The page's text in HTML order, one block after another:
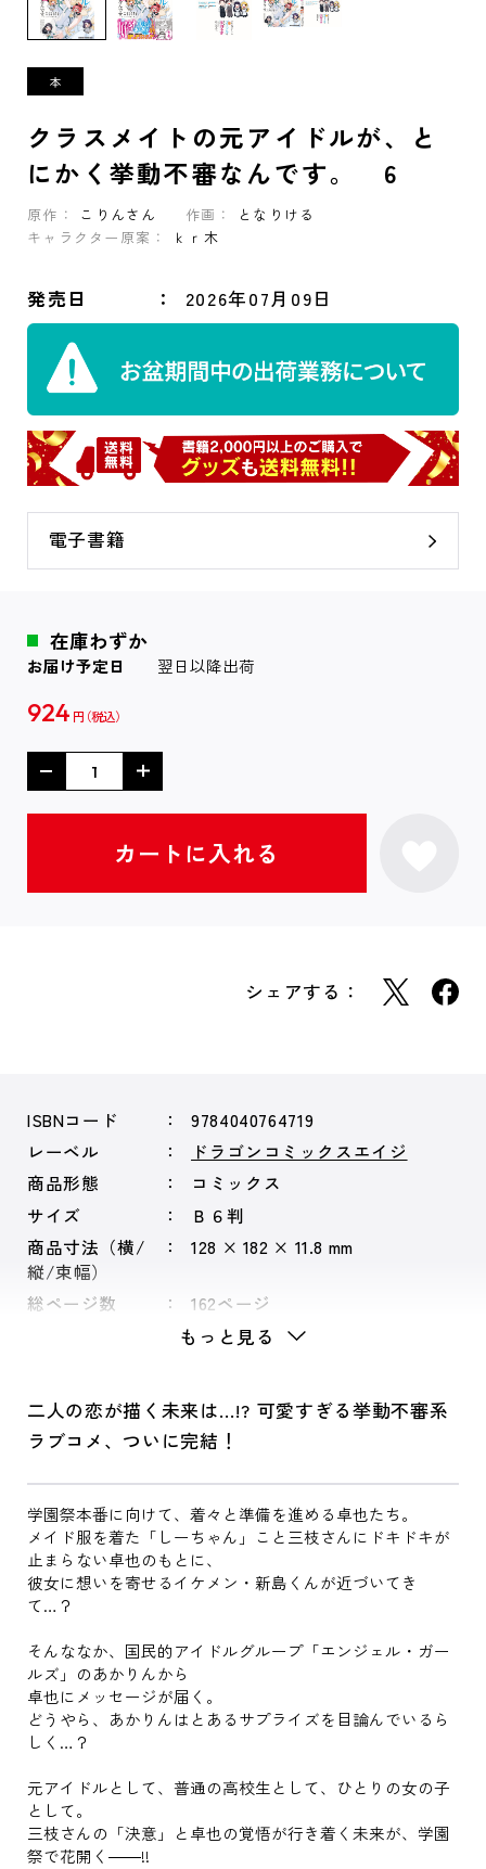
クラスメイトの元アイドルが、と
にかく挙動不審なんです。 6
原作： こりんさん 作画：
となりける
キャラクター原案：
ｋｒ木
発売日 2026年07月09日
電子書籍
在庫わずか
お届け予定日 翌日以降出荷
924 円
シェアする：
ISBNコード
9784040764719
レーベル
ドラゴンコミックスエイジ
商品形態
コミックス
サイズ
Ｂ６判
商品寸法（横/
縦/束幅）
128 × 182 × 11.8 mm
総ページ数 162ページ
もっと見る
二人の恋が描く未来は…!? 可愛すぎる挙動不審系
ラブコメ、ついに完結！
学園祭本番に向けて、着々と準備を進める卓也たち。
メイド服を着た「しーちゃん」こと三枝さんにドキドキが
止まらない卓也のもとに、
彼女に想いを寄せるイケメン・新島くんが近づいてき
て…？
そんななか、国民的アイドルグループ「エンジェル・ガー
ルズ」のあかりんから
卓也にメッセージが届く。
どうやら、あかりんはとあるサプライズを目論んでいるら
しく…？
元アイドルとして、普通の高校生として、ひとりの女の子
として。
三枝さんの「決意」と卓也の覚悟が行き着く未来が、学園
祭で花開く――!!